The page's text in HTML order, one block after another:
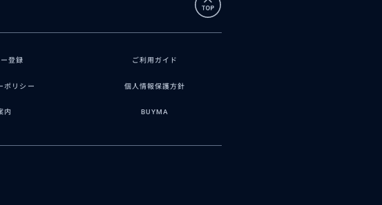
登録 ご利用ガイド
ポリシー 個人情報保護方針
内 BUYMA